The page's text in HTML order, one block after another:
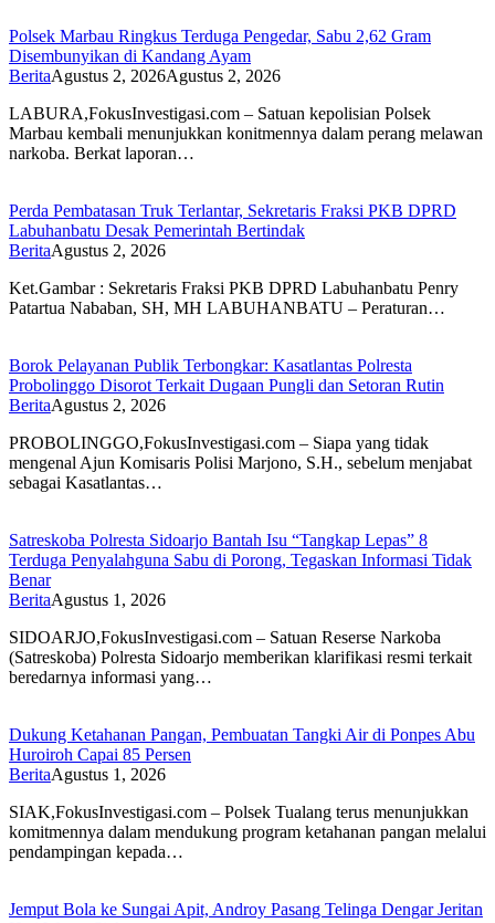
Polsek Marbau Ringkus Terduga Pengedar, Sabu 2,62 Gram
Disembunyikan di Kandang Ayam
BeritaAgustus 2, 2026Agustus 2, 2026
LABURA,FokusInvestigasi.com – Satuan kepolisian Polsek
Marbau kembali menunjukkan konitmennya dalam perang melawan
narkoba. Berkat laporan…
Perda Pembatasan Truk Terlantar, Sekretaris Fraksi PKB DPRD
Labuhanbatu Desak Pemerintah Bertindak
BeritaAgustus 2, 2026
Ket.Gambar : Sekretaris Fraksi PKB DPRD Labuhanbatu Penry
Patartua Nababan, SH, MH LABUHANBATU – Peraturan…
Borok Pelayanan Publik Terbongkar: Kasatlantas Polresta
Probolinggo Disorot Terkait Dugaan Pungli dan Setoran Rutin
BeritaAgustus 2, 2026
PROBOLINGGO,FokusInvestigasi.com – Siapa yang tidak
mengenal Ajun Komisaris Polisi Marjono, S.H., sebelum menjabat
sebagai Kasatlantas…
Satreskoba Polresta Sidoarjo Bantah Isu “Tangkap Lepas” 8
Terduga Penyalahguna Sabu di Porong, Tegaskan Informasi Tidak
Benar
BeritaAgustus 1, 2026
SIDOARJO,FokusInvestigasi.com – Satuan Reserse Narkoba
(Satreskoba) Polresta Sidoarjo memberikan klarifikasi resmi terkait
beredarnya informasi yang…
Dukung Ketahanan Pangan, Pembuatan Tangki Air di Ponpes Abu
Huroiroh Capai 85 Persen
BeritaAgustus 1, 2026
SIAK,FokusInvestigasi.com – Polsek Tualang terus menunjukkan
komitmennya dalam mendukung program ketahanan pangan melalui
pendampingan kepada…
Jemput Bola ke Sungai Apit, Androy Pasang Telinga Dengar Jeritan